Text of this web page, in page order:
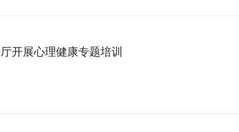
开展心理健康专题培训